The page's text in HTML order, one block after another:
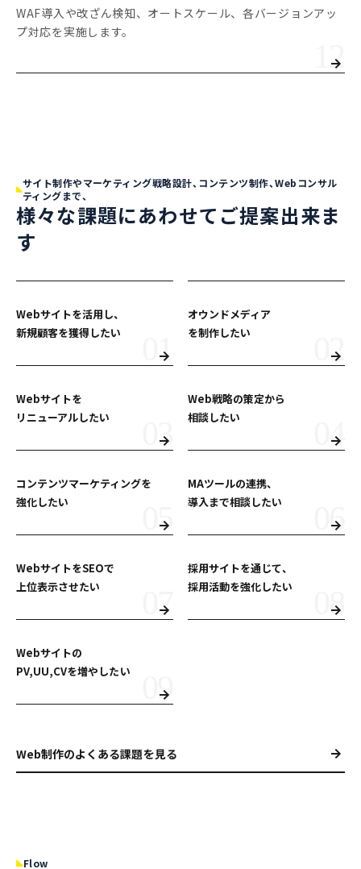
WAF導入や改ざん検知、オートスケール、各バージョンアッ
プ対応を実施します。
サイト制作やマーケティング戦略設計、コンテンツ制作、Webコンサル
ティングまで、
様々な課題にあわせてご提案出来ま
す
Webサイトを活用し、
新規顧客を獲得したい
オウンドメディア
を制作したい
Webサイトを
リニューアルしたい
Web戦略の策定から
相談したい
コンテンツマーケティングを
強化したい
MAツールの連携、
導入まで相談したい
WebサイトをSEOで
上位表示させたい
採用サイトを通じて、
採用活動を強化したい
Webサイトの
PV,UU,CVを増やしたい
Web制作のよくある課題を見る
Flow